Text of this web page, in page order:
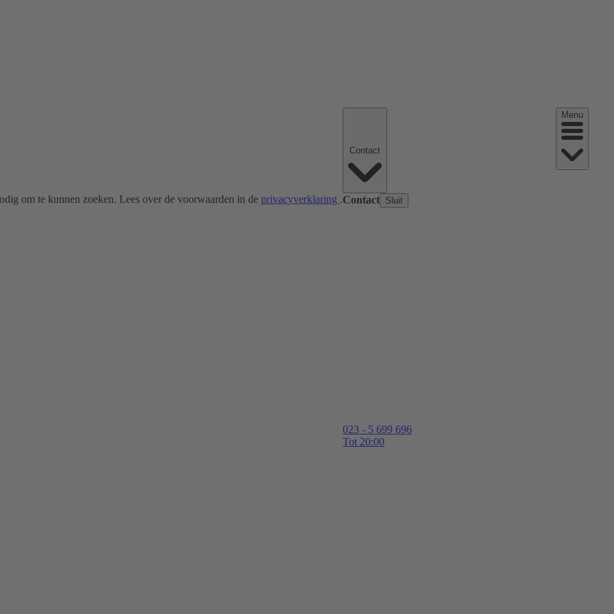
om te kunnen zoeken. Lees over de voorwaarden in de privacyverklaring .Contact Sluit
023 - 5 699 696
Tot 20:00
Menu